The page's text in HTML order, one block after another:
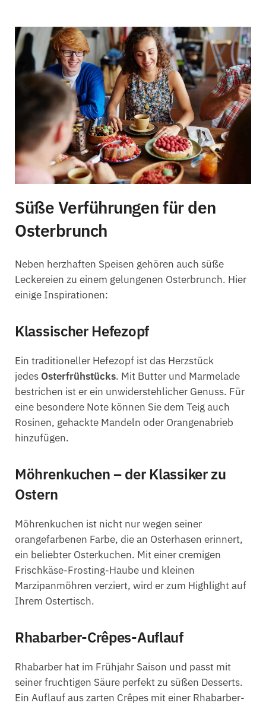
Süße Verführungen für den
Osterbrunch
Neben herzhaften Speisen gehören auch süße
Leckereien zu einem gelungenen Osterbrunch. Hier
einige Inspirationen:
Klassischer Hefezopf
Ein traditioneller Hefezopf ist das Herzstück
jedes Osterfrühstücks. Mit Butter und Marmelade
bestrichen ist er ein unwiderstehlicher Genuss. Für
eine besondere Note können Sie dem Teig auch
Rosinen, gehackte Mandeln oder Orangenabrieb
hinzufügen.
Möhrenkuchen – der Klassiker zu
Ostern
Möhrenkuchen ist nicht nur wegen seiner
orangefarbenen Farbe, die an Osterhasen erinnert,
ein beliebter Osterkuchen. Mit einer cremigen
Frischkäse-Frosting-Haube und kleinen
Marzipanmöhren verziert, wird er zum Highlight auf
Ihrem Ostertisch.
Rhabarber-Crêpes-Auflauf
Rhabarber hat im Frühjahr Saison und passt mit
seiner fruchtigen Säure perfekt zu süßen Desserts.
Ein Auflauf aus zarten Crêpes mit einer Rhabarber-